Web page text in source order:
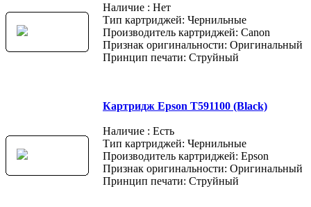
Наличие : Нет
Тип картриджей: Чернильные
Производитель картриджей: Canon
Признак оригинальности: Оригинальный
Принцип печати: Струйный
Картридж Epson T591100 (Black)
Наличие : Есть
Тип картриджей: Чернильные
Производитель картриджей: Epson
Признак оригинальности: Оригинальный
Принцип печати: Струйный